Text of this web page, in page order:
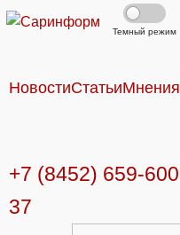
Темный режим
НовостиСтатьиМнения
+7 (8452) 659-600
37